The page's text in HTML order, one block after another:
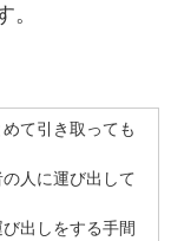
。
めて引き取っても
の人に運び出して
び出しをする手間